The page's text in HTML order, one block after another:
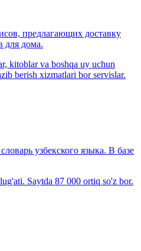
предлагающих доставку
для дома.
kitoblar va boshqa uy uchun
berish xizmatlari bor servislar.
узбекского языка. В базе
Saytda 87 000 ortiq so'z bor.